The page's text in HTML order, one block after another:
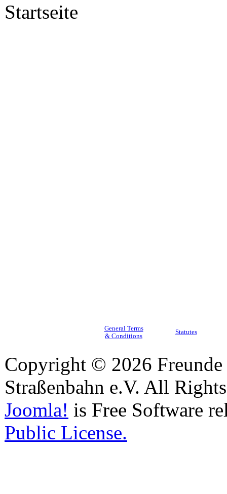
General Terms
& Conditions
Statutes
Copyright © 2026
Straßenbahn e.V. All
Joomla! is Free Software
Public License.